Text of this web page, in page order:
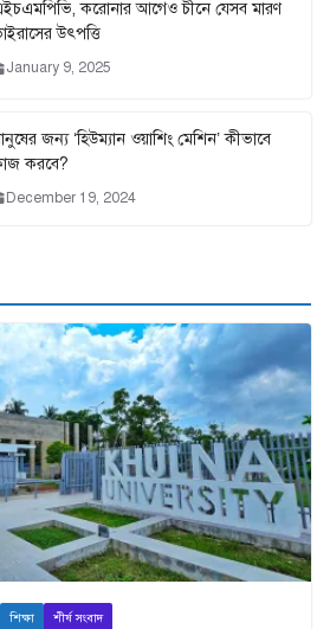
করোনার আগেও চীনে যেসব মারণ
উৎপত্তি
January 9, 2025
জন্য ‘হিউম্যান ওয়াশিং মেশিন’ কীভাবে
করবে?
December 19, 2024
শিক্ষা শীর্ষ সংবাদ